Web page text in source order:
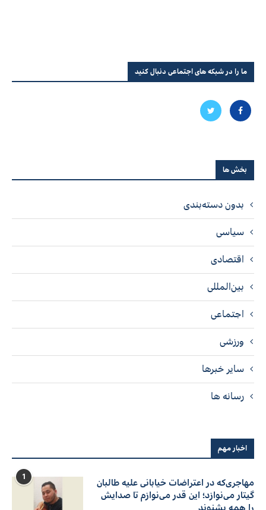
ما را در شبکه های اجتماعی دنبال کنید
بخش ها
بدون دسته‌بندی
سیاسی
اقتصادی
بین‌المللی
اجتماعی
ورزشی
سایر خبرها
رسانه ها
اخبار مهم
1
مهاجری‌که در اعتراضات خیابانی علیه طالبان
گیتار می‌نوازد؛ این قدر می‌نوازم تا صدایش